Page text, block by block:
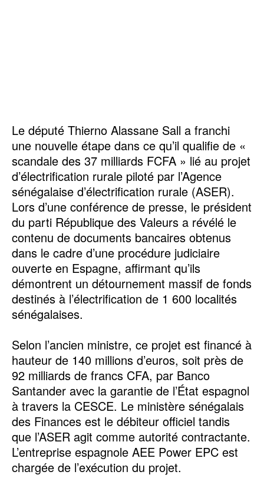
Le député Thierno Alassane Sall a franchi
une nouvelle étape dans ce qu’il qualifie de «
scandale des 37 milliards FCFA » lié au projet
d’électrification rurale piloté par l’Agence
sénégalaise d’électrification rurale (ASER).
Lors d’une conférence de presse, le président
du parti République des Valeurs a révélé le
contenu de documents bancaires obtenus
dans le cadre d’une procédure judiciaire
ouverte en Espagne, affirmant qu’ils
démontrent un détournement massif de fonds
destinés à l’électrification de 1 600 localités
sénégalaises.
‎Selon l’ancien ministre, ce projet est financé à
hauteur de 140 millions d’euros, soit près de
92 milliards de francs CFA, par Banco
Santander avec la garantie de l’État espagnol
à travers la CESCE. Le ministère sénégalais
des Finances est le débiteur officiel tandis
que l’ASER agit comme autorité contractante.
L’entreprise espagnole AEE Power EPC est
chargée de l’exécution du projet.